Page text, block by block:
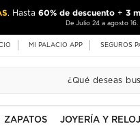
. Hasta 60% de descuento + 3
De Julio 24 a agosto
MI PALACIO APP SEGUROS
ZAPATOS JOYERÍA Y